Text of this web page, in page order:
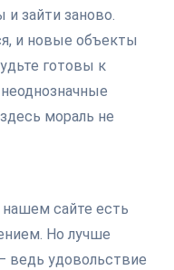
зайти заново.
и новые объекты
готовы к
мораль не
нашем сайте есть
Но лучше
ведь удовольствие